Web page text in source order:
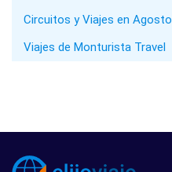
Circuitos y Viajes en Agosto
Viajes de Monturista Travel